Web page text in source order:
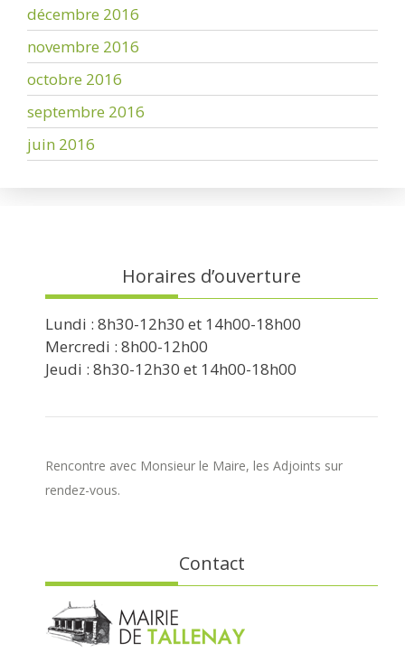
décembre 2016
novembre 2016
octobre 2016
septembre 2016
juin 2016
Horaires d’ouverture
Lundi : 8h30-12h30 et 14h00-18h00
Mercredi : 8h00-12h00
Jeudi : 8h30-12h30 et 14h00-18h00
Rencontre avec Monsieur le Maire, les Adjoints sur
rendez-vous.
Contact